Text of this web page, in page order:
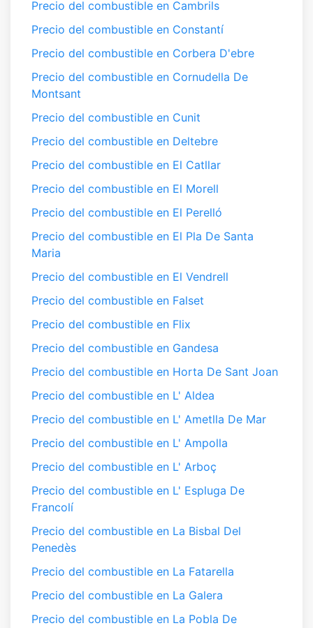
Precio del combustible en Cambrils
Precio del combustible en Constantí
Precio del combustible en Corbera D'ebre
Precio del combustible en Cornudella De
Montsant
Precio del combustible en Cunit
Precio del combustible en Deltebre
Precio del combustible en El Catllar
Precio del combustible en El Morell
Precio del combustible en El Perelló
Precio del combustible en El Pla De Santa
Maria
Precio del combustible en El Vendrell
Precio del combustible en Falset
Precio del combustible en Flix
Precio del combustible en Gandesa
Precio del combustible en Horta De Sant Joan
Precio del combustible en L' Aldea
Precio del combustible en L' Ametlla De Mar
Precio del combustible en L' Ampolla
Precio del combustible en L' Arboç
Precio del combustible en L' Espluga De
Francolí
Precio del combustible en La Bisbal Del
Penedès
Precio del combustible en La Fatarella
Precio del combustible en La Galera
Precio del combustible en La Pobla De